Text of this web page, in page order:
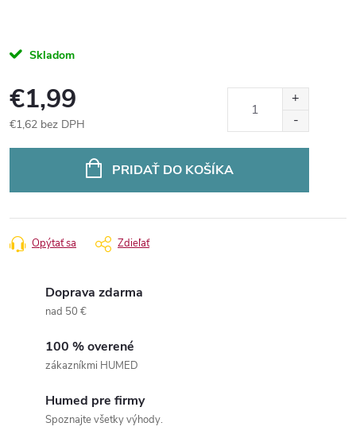
Skladom
€1,99
€1,62 bez DPH
PRIDAŤ DO KOŠÍKA
Opýtať sa Zdieľať
Doprava zdarma
nad 50 €
100 % overené
zákazníkmi HUMED
Humed pre firmy
Spoznajte všetky výhody.